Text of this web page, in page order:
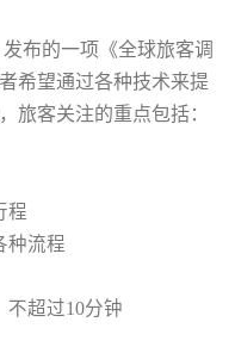
发布的一项《全球旅客调
希望通过各种技术来提
旅客关注的重点包括：
程
种流程
不超过10分钟